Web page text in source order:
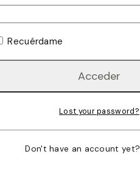
Recuérdame
Lost your password?
Don't have an account yet?